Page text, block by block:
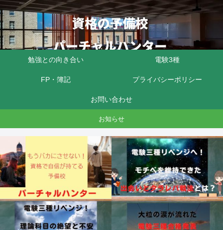
勉強との向き合い 電験3種
FP・簿記 プライバシーポリシー
お問い合わせ
お知らせ